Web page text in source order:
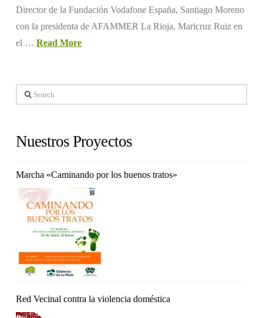
Director de la Fundación Vodafone España, Santiago Moreno
con la presidenta de AFAMMER La Rioja, Maricruz Ruiz en
el … Read More
Search
Nuestros Proyectos
Marcha «Caminando por los buenos tratos»
Red Vecinal contra la violencia doméstica